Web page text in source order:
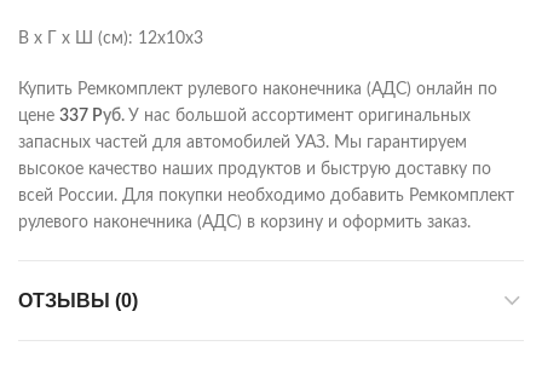
В х Г х Ш (см): 12х10х3
Купить Ремкомплект рулевого наконечника (АДС) онлайн по
цене 337 Руб. У нас большой ассортимент оригинальных
запасных частей для автомобилей УАЗ. Мы гарантируем
высокое качество наших продуктов и быструю доставку по
всей России. Для покупки необходимо добавить Ремкомплект
рулевого наконечника (АДС) в корзину и оформить заказ.
ОТЗЫВЫ (0)